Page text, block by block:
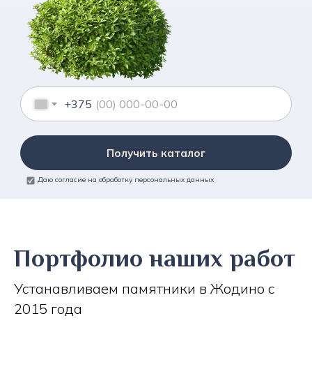
+375
Получить каталог
Даю согласие на обработку персональных данных
Портфолио наших работ
Устанавливаем памятники в Жодино с
2015 года